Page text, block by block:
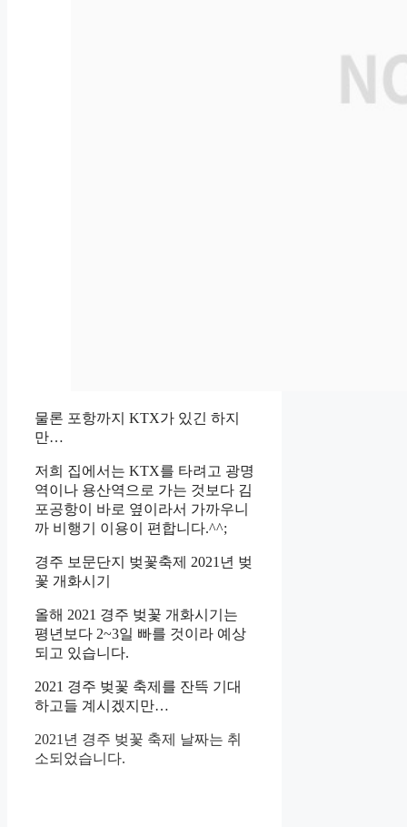
물론 포항까지 KTX가 있긴 하지
만…
저희 집에서는 KTX를 타려고 광명
역이나 용산역으로 가는 것보다 김
포공항이 바로 옆이라서 가까우니
까 비행기 이용이 편합니다.^^;
경주 보문단지 벚꽃축제 2021년 벚
꽃 개화시기
올해 2021 경주 벚꽃 개화시기는
평년보다 2~3일 빠를 것이라 예상
되고 있습니다.
2021 경주 벚꽃 축제를 잔뜩 기대
하고들 계시겠지만…
2021년 경주 벚꽃 축제 날짜는 취
소되었습니다.